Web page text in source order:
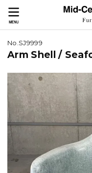
No.SJ9999
Arm Shell /